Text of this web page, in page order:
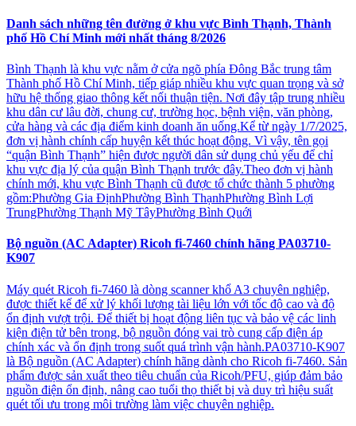
Danh sách những tên đường ở khu vực Bình Thạnh, Thành
phố Hồ Chí Minh mới nhất tháng 8/2026
Bình Thạnh là khu vực nằm ở cửa ngõ phía Đông Bắc trung tâm
Thành phố Hồ Chí Minh, tiếp giáp nhiều khu vực quan trọng và sở
hữu hệ thống giao thông kết nối thuận tiện. Nơi đây tập trung nhiều
khu dân cư lâu đời, chung cư, trường học, bệnh viện, văn phòng,
cửa hàng và các địa điểm kinh doanh ăn uống.Kể từ ngày 1/7/2025,
đơn vị hành chính cấp huyện kết thúc hoạt động. Vì vậy, tên gọi
“quận Bình Thạnh” hiện được người dân sử dụng chủ yếu để chỉ
khu vực địa lý của quận Bình Thạnh trước đây.Theo đơn vị hành
chính mới, khu vực Bình Thạnh cũ được tổ chức thành 5 phường
gồm:Phường Gia ĐịnhPhường Bình ThạnhPhường Bình Lợi
TrungPhường Thạnh Mỹ TâyPhường Bình Quới
Bộ nguồn (AC Adapter) Ricoh fi-7460 chính hãng PA03710-
K907
Máy quét Ricoh fi-7460 là dòng scanner khổ A3 chuyên nghiệp,
được thiết kế để xử lý khối lượng tài liệu lớn với tốc độ cao và độ
ổn định vượt trội. Để thiết bị hoạt động liên tục và bảo vệ các linh
kiện điện tử bên trong, bộ nguồn đóng vai trò cung cấp điện áp
chính xác và ổn định trong suốt quá trình vận hành.PA03710-K907
là Bộ nguồn (AC Adapter) chính hãng dành cho Ricoh fi-7460. Sản
phẩm được sản xuất theo tiêu chuẩn của Ricoh/PFU, giúp đảm bảo
nguồn điện ổn định, nâng cao tuổi thọ thiết bị và duy trì hiệu suất
quét tối ưu trong môi trường làm việc chuyên nghiệp.